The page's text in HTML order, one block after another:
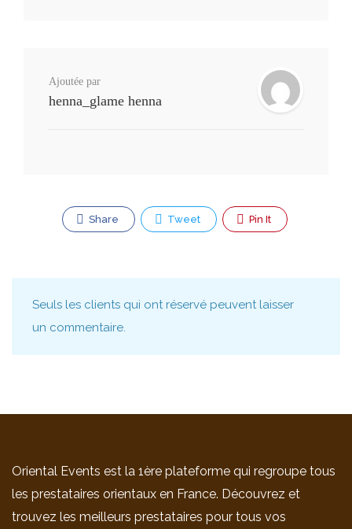
Ajoutée par
henna_glame henna
Share Tweet Pin It
Seuls les clients qui ont réservé peuvent laisser
un commentaire.
Oriental Events est la 1ère plateforme qui regroupe tous
les prestataires orientaux en France. Découvrez et
trouvez les meilleurs prestataires pour tous vos